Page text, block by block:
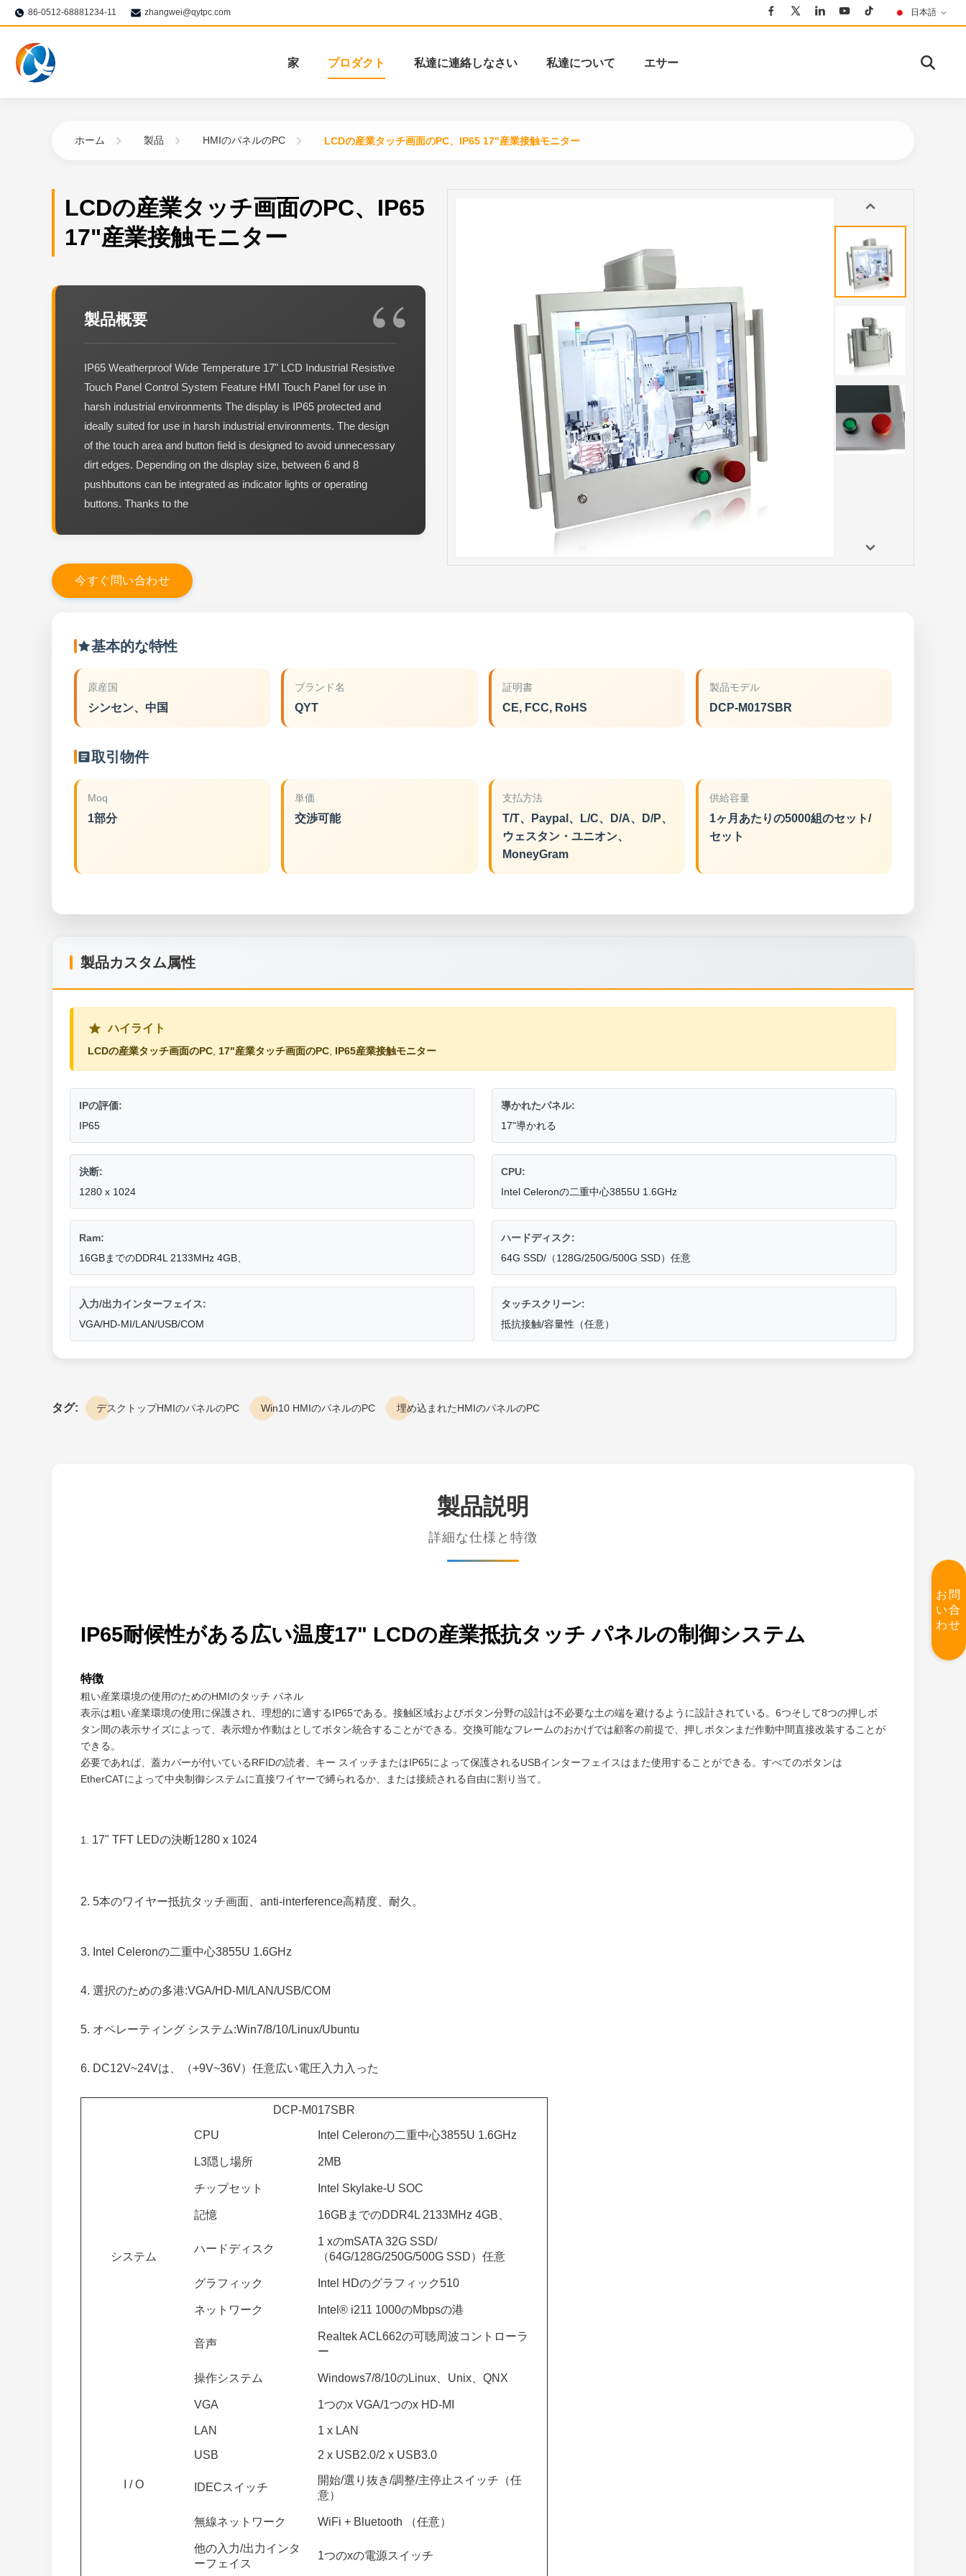
86-0512-68881234-11 zhangwei@qytpc.com 日本語
家 プロダクト 私達に連絡しなさい 私達について エサー
お問
い合
わせ
ホーム 製品 HMIのパネルのPC LCDの産業タッチ画面のPC、IP65 17"産業接触モニター
LCDの産業タッチ画面のPC、IP65
17"産業接触モニター
製品概要
IP65 Weatherproof Wide Temperature 17" LCD Industrial Resistive
Touch Panel Control System Feature HMI Touch Panel for use in
harsh industrial environments The display is IP65 protected and
ideally suited for use in harsh industrial environments. The design
of the touch area and button field is designed to avoid unnecessary
dirt edges. Depending on the display size, between 6 and 8
pushbuttons can be integrated as indicator lights or operating
buttons. Thanks to the
今す ぐ 問い合わせ
基本的な特性
原産国
シンセン、中国
ブランド名
QYT
証明書
CE, FCC, RoHS
製品モデル
DCP-M017SBR
取引物件
Moq
1部分
単価
交渉可能
支払方法
T/T、Paypal、L/C、D/A、D/P、
ウェスタン・ユニオン、
MoneyGram
供給容量
1ヶ月あたりの5000組のセット/
セット
製品カスタム属性
ハイライト
LCDの産業タッチ画面のPC, 17"産業タッチ画面のPC, IP65産業接触モニター
IPの評価:
IP65
導かれたパネル:
17"導かれる
決断:
1280 x 1024
CPU:
Intel Celeronの二重中心3855U 1.6GHz
Ram:
16GBまでのDDR4L 2133MHz 4GB、
ハードディスク:
64G SSD/（128G/250G/500G SSD）任意
入力/出力インターフェイス:
VGA/HD-MI/LAN/USB/COM
タッチスクリーン:
抵抗接触/容量性（任意）
タグ: デスクトップHMIのパネルのPC Win10 HMIのパネルのPC 埋め込まれたHMIのパネルのPC
製品説明
詳細な仕様と特徴
IP65耐候性がある広い温度17" LCDの産業抵抗タッチ パネルの制御システム
特徴
粗い産業環境の使用のためのHMIのタッチ パネル
表示は粗い産業環境の使用に保護され、理想的に適するIP65である。接触区域およびボタン分野の設計は不必要な土の端を避けるように設計されている。6つそして8つの押しボ
タン間の表示サイズによって、表示燈か作動はとしてボタン統合することができる。交換可能なフレームのおかげでは顧客の前提で、押しボタンまだ作動中間直接改装することが
できる。
必要であれば、蓋カバーが付いているRFIDの読者、キー スイッチまたはIP65によって保護されるUSBインターフェイスはまた使用することができる。すべてのボタンは
EtherCATによって中央制御システムに直接ワイヤーで縛られるか、または接続される自由に割り当て。
1. 17" TFT LEDの決断1280 x 1024
2. 5本のワイヤー抵抗タッチ画面、anti-interference高精度、耐久。
3. Intel Celeronの二重中心3855U 1.6GHz
4. 選択のための多港:VGA/HD-MI/LAN/USB/COM
5. オペレーティング システム:Win7/8/10/Linux/Ubuntu
6. DC12V~24Vは、（+9V~36V）任意広い電圧入力入った
DCP-M017SBR
システム
CPU Intel Celeronの二重中心3855U 1.6GHz
L3隠し場所 2MB
チップセット Intel Skylake-U SOC
記憶 16GBまでのDDR4L 2133MHz 4GB、
ハードディスク
1 xのmSATA 32G SSD/
（64G/128G/250G/500G SSD）任意
グラフィック Intel HDのグラフィック510
ネットワーク Intel® i211 1000のMbpsの港
音声
Realtek ACL662の可聴周波コントローラ
ー
操作システム Windows7/8/10のLinux、Unix、QNX
I / O
VGA 1つのx VGA/1つのx HD-MI
LAN
1 x LAN
USB
2 x USB2.0/2 x USB3.0
IDECスイッチ
開始/選り抜き/調整/主停止スイッチ（任
意）
無線ネットワーク WiFi + Bluetooth （任意）
他の入力/出力インタ
ーフェイス
1つのxの電源スイッチ